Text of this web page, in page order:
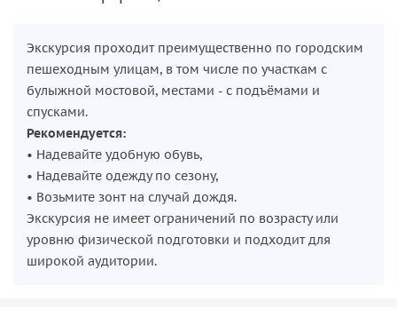
Экскурсия проходит преимущественно по городским
пешеходным улицам, в том числе по участкам с
булыжной мостовой, местами - с подъёмами и
спусками.
Рекомендуется:
• Надевайте удобную обувь,
• Надевайте одежду по сезону,
• Возьмите зонт на случай дождя.
Экскурсия не имеет ограничений по возрасту или
уровню физической подготовки и подходит для
широкой аудитории.